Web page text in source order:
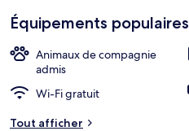
Équipements populaires
Animaux de compagnie
admis
Wi-Fi gratuit
Tout afficher